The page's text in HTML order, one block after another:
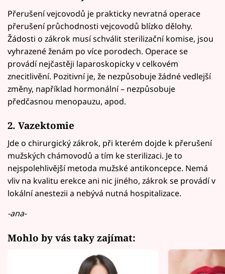
Přerušení vejcovodů je prakticky nevratná operace
přerušení průchodnosti vejcovodů blízko dělohy.
Žádosti o zákrok musí schválit sterilizační komise, jsou
vyhrazené ženám po více porodech. Operace se
provádí nejčastěji laparoskopicky v celkovém
znecitlivění. Pozitivní je, že nezpůsobuje žádné vedlejší
změny, například hormonální – nezpůsobuje
předčasnou menopauzu, apod.
2. Vazektomie
Jde o chirurgický zákrok, při kterém dojde k přerušení
mužských chámovodů a tím ke sterilizaci. Je to
nejspolehlivější metoda mužské antikoncepce. Nemá
vliv na kvalitu erekce ani nic jiného, zákrok se provádí v
lokální anestezii a nebývá nutná hospitalizace.
-ana-
Mohlo by vás taky zajímat: